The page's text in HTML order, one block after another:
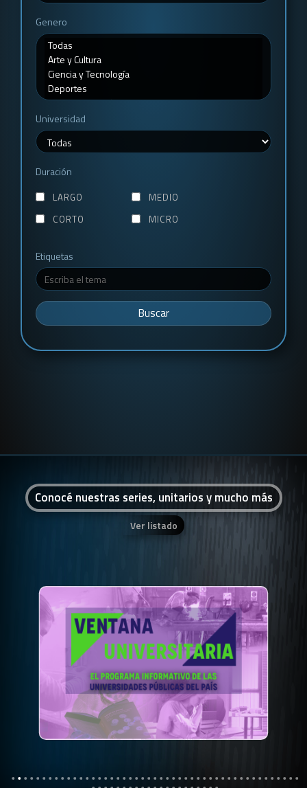
Genero
Universidad
Duración
LARGO
MEDIO
CORTO
MICRO
Etiquetas
Buscar
Conocé nuestras series, unitarios y mucho más
Ver listado